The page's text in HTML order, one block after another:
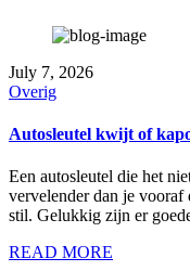
July 7, 2026
Overig
Autosleutel kwijt of
Een autosleutel die het
vervelender dan je vooraf
stil. Gelukkig zijn er
READ MORE